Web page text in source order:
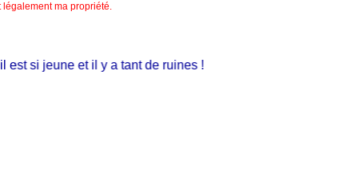
légalement ma propriété.
si jeune et il y a tant de ruines !